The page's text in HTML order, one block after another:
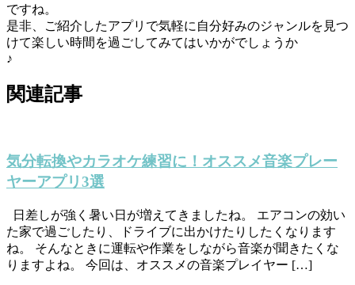
ですね。
是非、ご紹介したアプリで気軽に自分好みのジャンルを見つ
けて楽しい時間を過ごしてみてはいかがでしょうか
♪
関連記事
気分転換やカラオケ練習に！オススメ音楽プレー
ヤーアプリ3選
日差しが強く暑い日が増えてきましたね。 エアコンの効い
た家で過ごしたり、ドライブに出かけたりしたくなります
ね。 そんなときに運転や作業をしながら音楽が聞きたくな
りますよね。 今回は、オススメの音楽プレイヤー […]